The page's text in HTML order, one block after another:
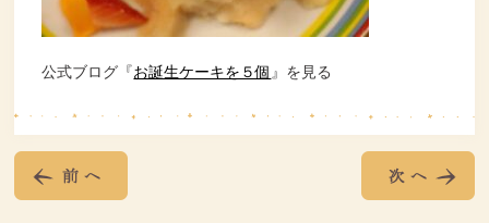
公式ブログ『お誕生ケーキを５個 』を見る